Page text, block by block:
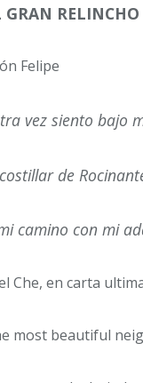
GRAN RELINCHO
Felipe
vez siento bajo
de
camino con mi
Che, en carta
most beautiful